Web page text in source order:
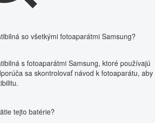
so všetkými fotoaparátmi Samsung?
s fotoaparátmi Samsung, ktoré používajú
sa skontrolovať návod k fotoaparátu, aby
tejto batérie?